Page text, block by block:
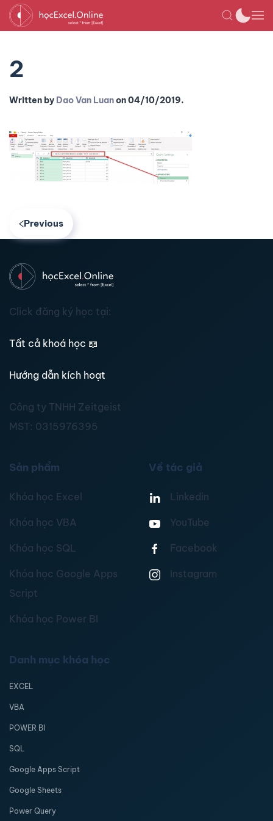
2
Written by Dao Van Luanon04/10/2019.
Previous
Click đăng ký học tại:
Tất cả khoá học 📖
Hướng dẫn kích hoạt
Công ty TNHH Zeitgeist
MST: 0315976395
Sản phẩm
Khóa học Excel
Khóa học VBA
Khóa học SQL
Khóa học Google Apps
Script
Khóa học Power BI
Về tác giả
Linkedin
YouTube
Facebook
Instagram
Danh mục khóa học
EXCEL
VBA
POWER BI
SQL
Google Apps Script
Google Sheets
Power Query